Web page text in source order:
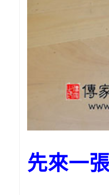
先來一